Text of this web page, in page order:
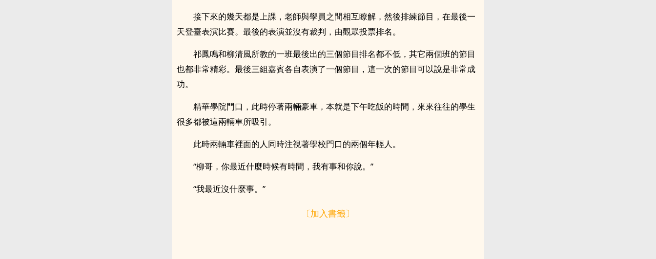
接下來的幾天都是上課，老師與學員之間相互瞭解，然後排練節目，在最後一
天登臺表演比賽。最後的表演並沒有裁判，由觀眾投票排名。
祁鳳鳴和柳清風所教的一班最後出的三個節目排名都不低，其它兩個班的節目
也都非常精彩。最後三組嘉賓各自表演了一個節目，這一次的節目可以說是非常成
功。
精華學院門口，此時停著兩輛豪車，本就是下午吃飯的時間，來來往往的學生
很多都被這兩輛車所吸引。
此時兩輛車裡面的人同時注視著學校門口的兩個年輕人。
“柳哥，你最近什麼時候有時間，我有事和你說。”
“我最近沒什麼事。”
〔加入書籤〕